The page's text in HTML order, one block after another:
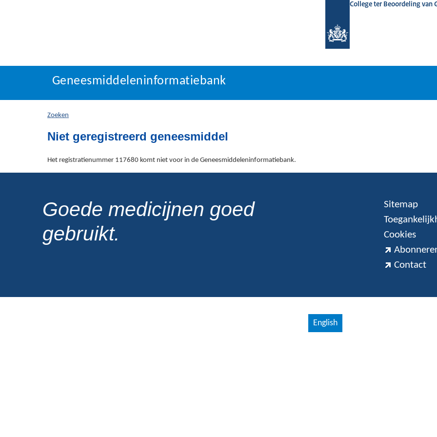
College ter Beoordeling van
Geneesmiddeleninformatiebank
U
hier:
Geneesmiddeleninformatiebank
Zoeken
Niet geregistreerd geneesmiddel
Het registratienummer 117680 komt niet voor in de Geneesmiddeleninformatiebank.
Goede medicijnen goed
gebruikt.
Sitemap
Cookies
Contact
English